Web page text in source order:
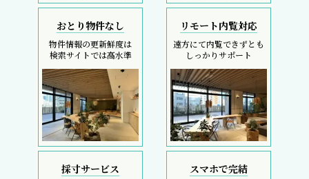
おとり物件なし
物件情報の更新鮮度は
検索サイトでは高水準
リモート内覧対応
遠方にて内覧できずとも
しっかりサポート
採寸サービス スマホで完結